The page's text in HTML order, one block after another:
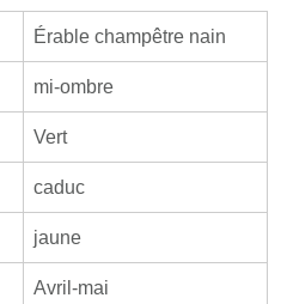
Érable champêtre nain
mi-ombre
Vert
caduc
jaune
Avril-mai